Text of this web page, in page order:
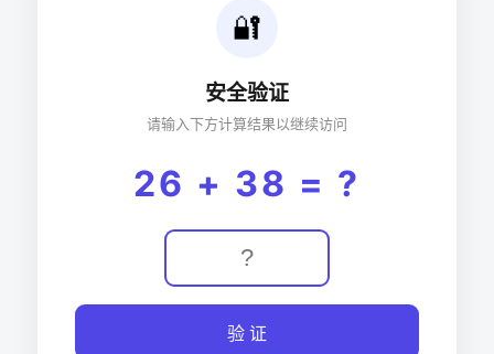
🔐
安全验证
请输入下方计算结果以继续访问
26 + 38 = ?
验 证